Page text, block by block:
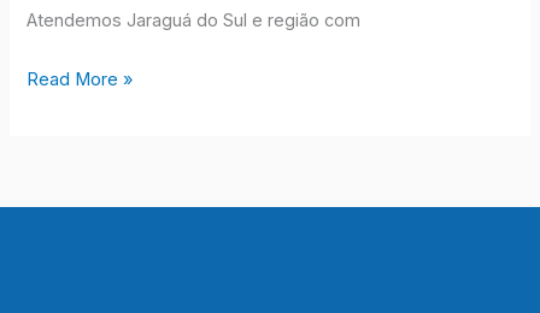
Atendemos Jaraguá do Sul e região com
Read More »